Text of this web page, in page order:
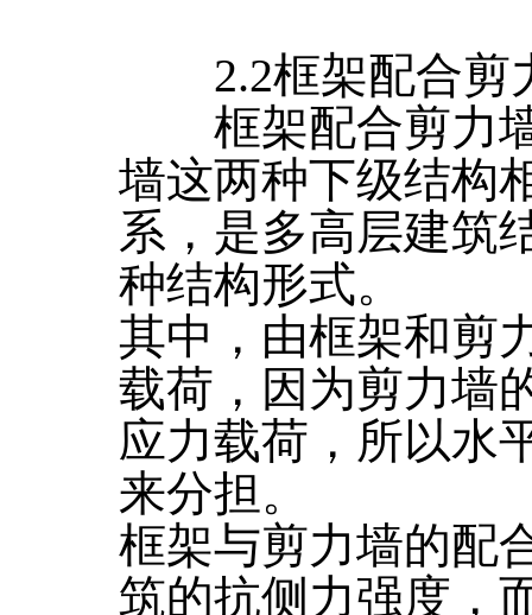
2.2框架配合剪
框架配合剪力墙
墙这两种下级结构
系，是多高层建筑
种结构形式。
其中，由框架和剪
载荷，因为剪力墙
应力载荷，所以水
来分担。
框架与剪力墙的配
筑的抗侧力强度，